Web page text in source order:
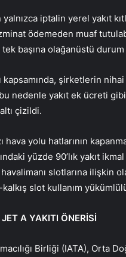
iptalin yerel yakıt
ödemeden muaf
tek başına olağanüstü
kapsamında, şirketlerin
bu nedenle yakıt ek ücreti
çizildi.
yolu hatlarının
yüzde 90’lık yakıt
havalimanı slotlarına ilişkin
slot kullanım
JET A YAKITI ÖNERİSİ
Birliği (IATA), Orta